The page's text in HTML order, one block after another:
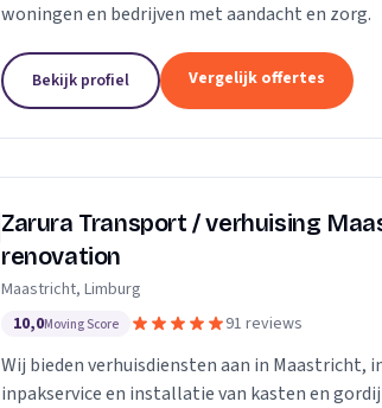
woningen en bedrijven met aandacht en zorg.
Bekijk profiel Vergelijk offertes
Zarura Transport / verhuising
renovation
Maastricht, Limburg
10,0Moving Score 91 reviews
Wij bieden verhuisdiensten aan in Maastricht,
inpakservice en installatie van kasten en